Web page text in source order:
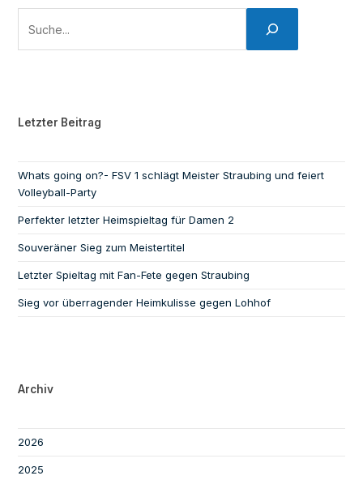
Letzter Beitrag
Whats going on?- FSV 1 schlägt Meister Straubing und feiert
Volleyball-Party
Perfekter letzter Heimspieltag für Damen 2
Souveräner Sieg zum Meistertitel
Letzter Spieltag mit Fan-Fete gegen Straubing
Sieg vor überragender Heimkulisse gegen Lohhof
Archiv
2026
2025